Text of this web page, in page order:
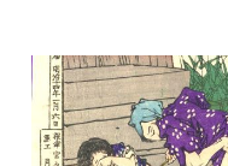
Il
5 dic 20242 min read